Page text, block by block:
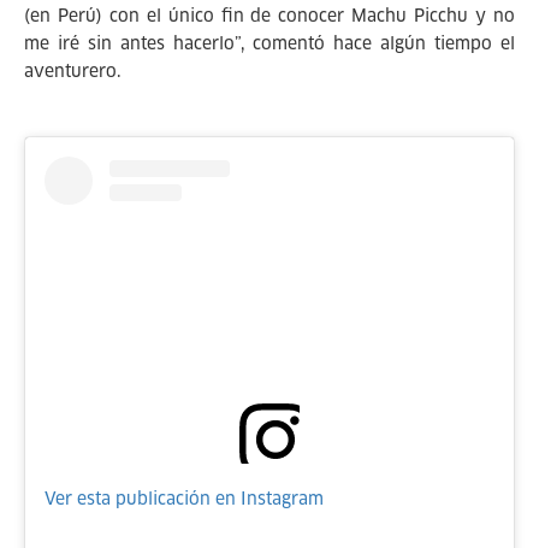
(en Perú) con el único fin de conocer Machu Picchu y no
me iré sin antes hacerlo”, comentó hace algún tiempo el
aventurero.
Ver esta publicación en Instagram